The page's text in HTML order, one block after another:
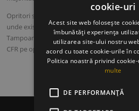
Opritori se mai folosesc si la
unde exista posibilitatea ca bratul sa fie dat
Tampoanele se monteaza pentru
MACARA
CFR pe opritori siMACARA.
cookie-uri
Acest site web folosește
îmbunătăți experiența
utilizarea site-ului nostru
acord cu toate cookie-urile în
Politica noastră privind
multe
DE PERFORMANȚĂ